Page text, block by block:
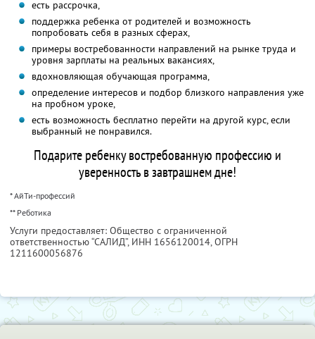
есть рассрочка,
поддержка ребенка от родителей и возможность
попробовать себя в разных сферах,
примеры востребованности направлений на рынке труда и
уровня зарплаты на реальных вакансиях,
вдохновляющая обучающая программа,
определение интересов и подбор близкого направления уже
на пробном уроке,
есть возможность бесплатно перейти на другой курс, если
выбранный не понравился.
Подарите ребенку востребованную профессию и
уверенность в завтрашнем дне!
* АйТи-профессий
** Реботика
Услуги предоставляет: Общество с ограниченной
ответственностью “САЛИД”, ИНН 1656120014, ОГРН
1211600056876